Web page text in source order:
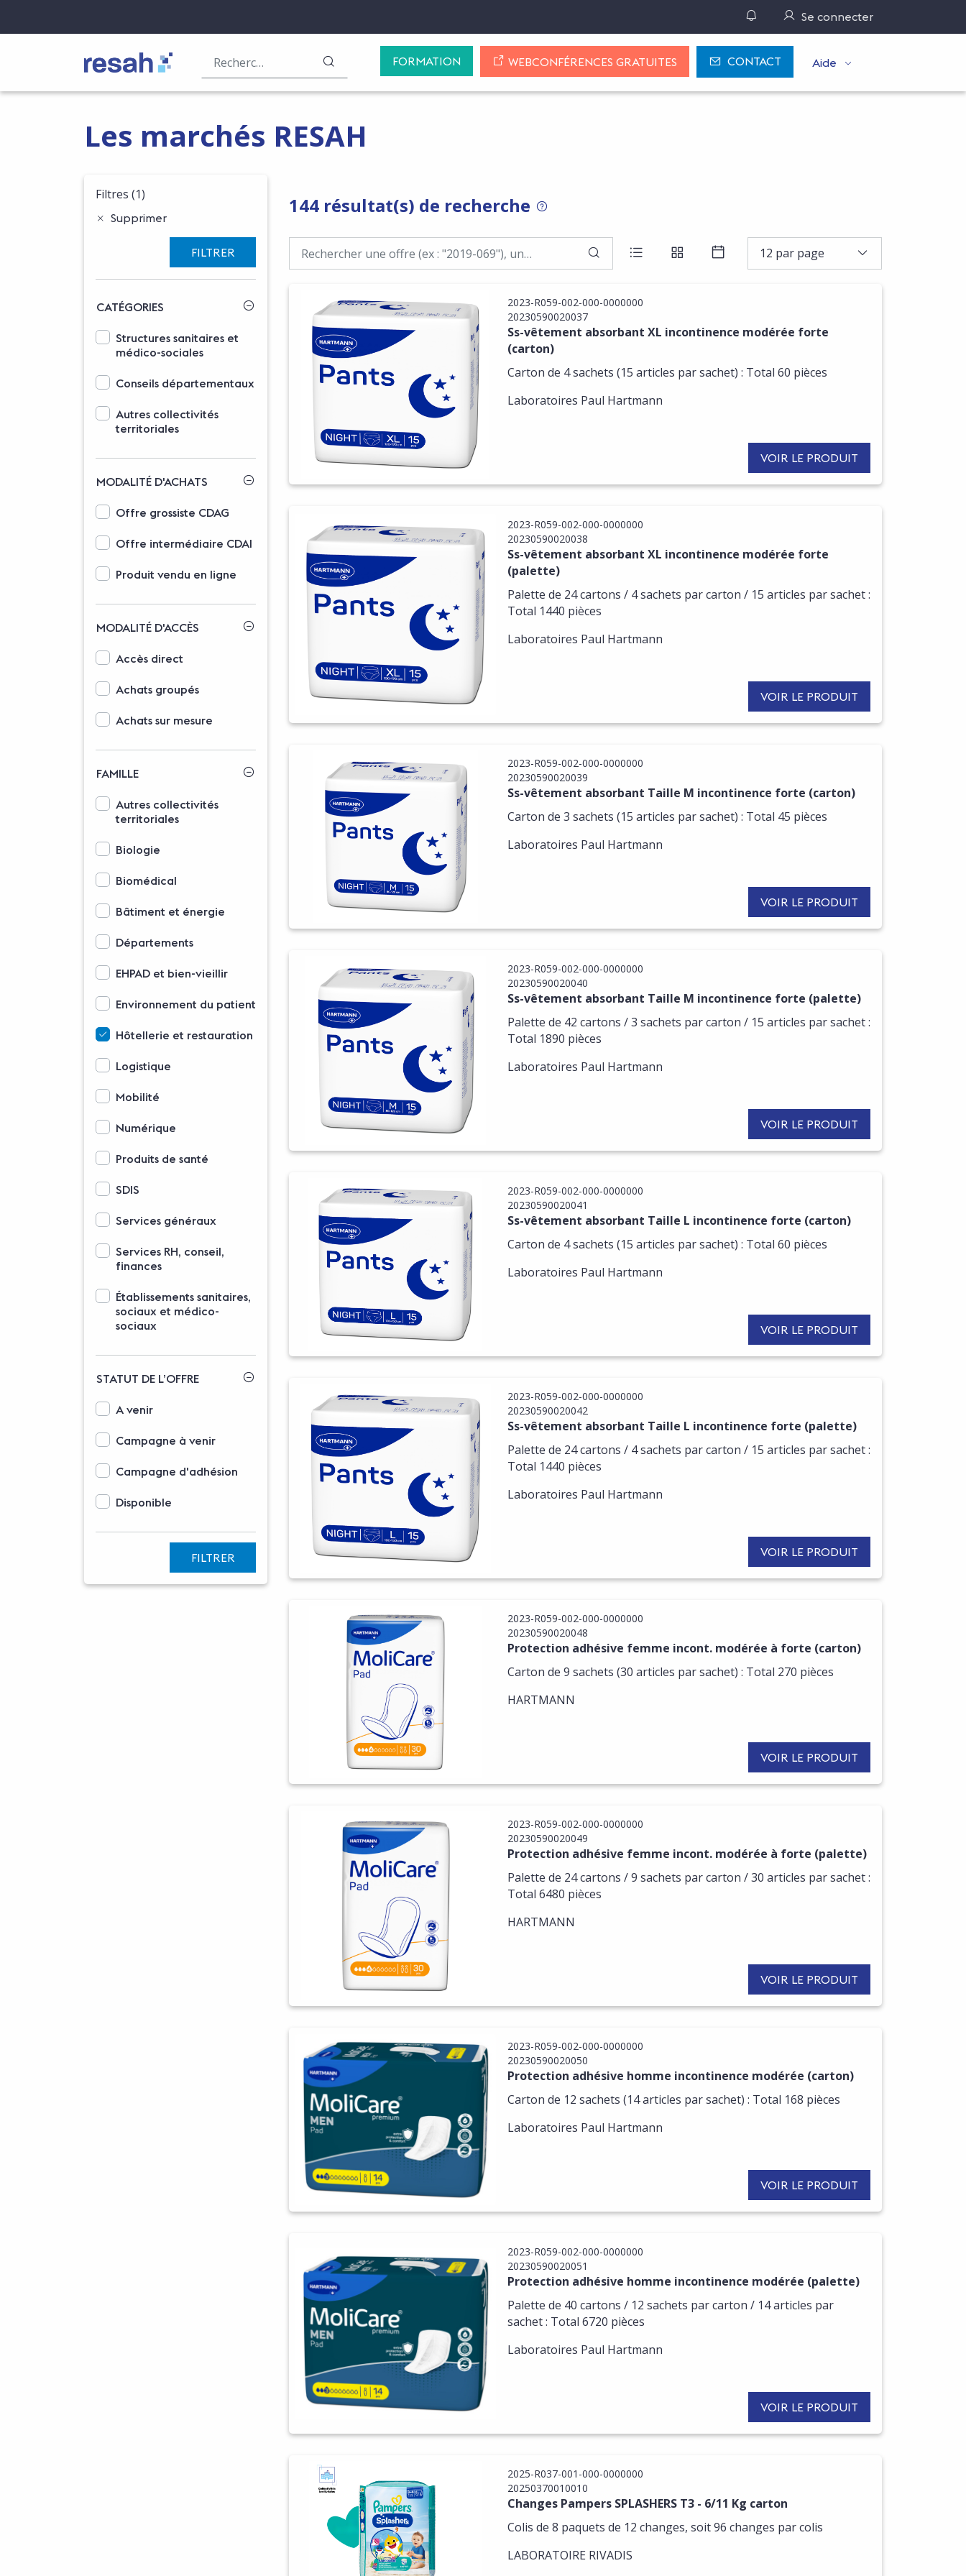
Gérer ses notifications
Se connecter
Logo Resah LANCER LA RECHERCHE
FORMATION WEBCONFÉRENCES GRATUITES CONTACT Aide
Les marchés RESAH
Filtres (1)
Supprimer
FILTRER
CATÉGORIES
Options d'affichage des domaines d'activités
Structures sanitaires et
médico-sociales
Conseils départementaux
Autres collectivités
territoriales
MODALITÉ D'ACHATS
Options d'affichage des typologies
Offre grossiste CDAG
Offre intermédiaire CDAI
Produit vendu en ligne
MODALITÉ D'ACCÈS
Options d'affichage des modalités d'accès
Accès direct
Achats groupés
Achats sur mesure
FAMILLE
Options d'affichage des familles
Autres collectivités
territoriales
Biologie
Biomédical
Bâtiment et énergie
Départements
EHPAD et bien-vieillir
Environnement du patient
Hôtellerie et restauration
Logistique
Mobilité
Numérique
Produits de santé
SDIS
Services généraux
Services RH, conseil,
finances
Établissements sanitaires,
sociaux et médico-
sociaux
STATUT DE L’OFFRE
Options d'affichage des statuts
A venir
Campagne à venir
Campagne d'adhésion
Disponible
FILTRER
144 résultat(s) de recherche
LANCER LA RECHERCHE
AFFICHER LES RÉSULTATS EN LISTE
AFFICHER LES RÉSULTATS EN BLOCS
AFFICHER LES RÉSULTATS SOUS
12 par page
2023-R059-002-000-0000000
20230590020037
Ss-vêtement absorbant XL incontinence modérée forte
(carton)
Carton de 4 sachets (15 articles par sachet) : Total 60 pièces
Laboratoires Paul Hartmann
VOIR LE PRODUIT
2023-R059-002-000-0000000
20230590020038
Ss-vêtement absorbant XL incontinence modérée forte
(palette)
Palette de 24 cartons / 4 sachets par carton / 15 articles par sachet :
Total 1440 pièces
Laboratoires Paul Hartmann
VOIR LE PRODUIT
2023-R059-002-000-0000000
20230590020039
Ss-vêtement absorbant Taille M incontinence forte (carton)
Carton de 3 sachets (15 articles par sachet) : Total 45 pièces
Laboratoires Paul Hartmann
VOIR LE PRODUIT
2023-R059-002-000-0000000
20230590020040
Ss-vêtement absorbant Taille M incontinence forte (palette)
Palette de 42 cartons / 3 sachets par carton / 15 articles par sachet :
Total 1890 pièces
Laboratoires Paul Hartmann
VOIR LE PRODUIT
2023-R059-002-000-0000000
20230590020041
Ss-vêtement absorbant Taille L incontinence forte (carton)
Carton de 4 sachets (15 articles par sachet) : Total 60 pièces
Laboratoires Paul Hartmann
VOIR LE PRODUIT
2023-R059-002-000-0000000
20230590020042
Ss-vêtement absorbant Taille L incontinence forte (palette)
Palette de 24 cartons / 4 sachets par carton / 15 articles par sachet :
Total 1440 pièces
Laboratoires Paul Hartmann
VOIR LE PRODUIT
2023-R059-002-000-0000000
20230590020048
Protection adhésive femme incont. modérée à forte (carton)
Carton de 9 sachets (30 articles par sachet) : Total 270 pièces
HARTMANN
VOIR LE PRODUIT
2023-R059-002-000-0000000
20230590020049
Protection adhésive femme incont. modérée à forte (palette)
Palette de 24 cartons / 9 sachets par carton / 30 articles par sachet :
Total 6480 pièces
HARTMANN
VOIR LE PRODUIT
2023-R059-002-000-0000000
20230590020050
Protection adhésive homme incontinence modérée (carton)
Carton de 12 sachets (14 articles par sachet) : Total 168 pièces
Laboratoires Paul Hartmann
VOIR LE PRODUIT
2023-R059-002-000-0000000
20230590020051
Protection adhésive homme incontinence modérée (palette)
Palette de 40 cartons / 12 sachets par carton / 14 articles par
sachet : Total 6720 pièces
Laboratoires Paul Hartmann
VOIR LE PRODUIT
2025-R037-001-000-0000000
20250370010010
Changes Pampers SPLASHERS T3 - 6/11 Kg carton
Colis de 8 paquets de 12 changes, soit 96 changes par colis
LABORATOIRE RIVADIS